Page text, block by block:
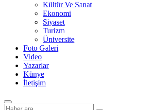
Kültür Ve Sanat
Ekonomi
Siyaset
Turizm
Üniversite
Foto Galeri
Video
Yazarlar
Künye
İletişim